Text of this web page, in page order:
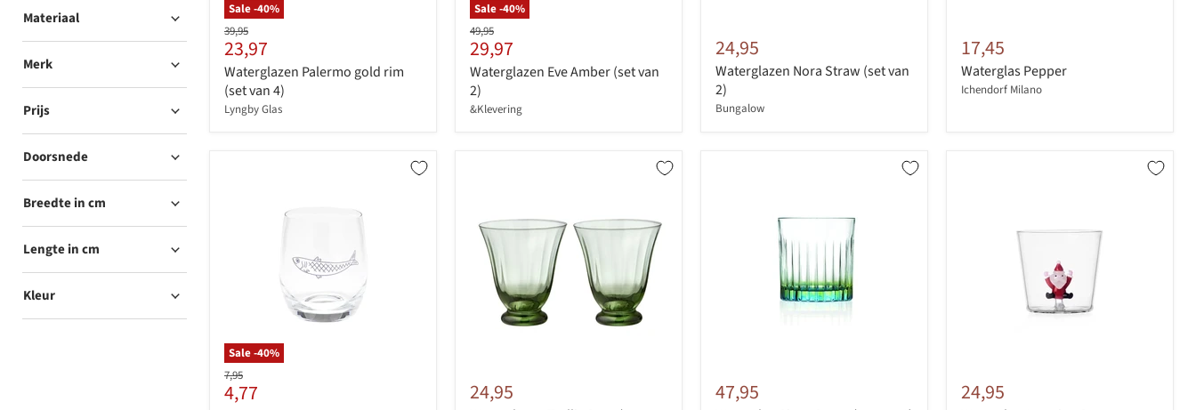
Materiaal
Merk
Prijs
Doorsnede
Breedte in cm
Lengte in cm
Kleur
Sale -40%
Originele
prijs
39,95
Huidige
prijs
23,97
Waterglazen Palermo gold rim
(set van 4)
Lyngby Glas
Sale -40%
Originele
prijs
49,95
Huidige
prijs
29,97
Waterglazen Eve Amber (set van
2)
&Klevering
24,95
Waterglazen Nora Straw (set van
2)
Bungalow
17,45
Waterglas Pepper
Ichendorf Milano
Sale -40%
Originele
prijs
7,95
Huidige
4,77 24,95 47,95 24,95